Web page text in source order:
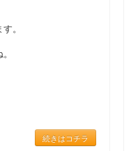
。
続きはコチラ